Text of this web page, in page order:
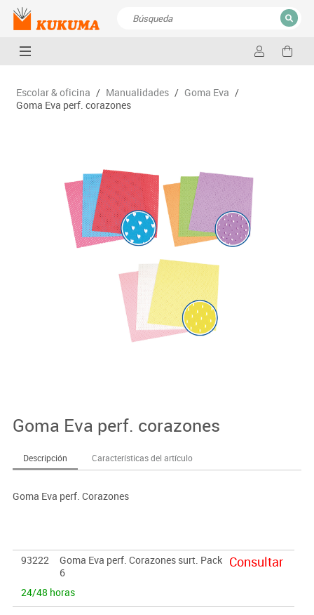
CERRAR
Escolar & oficina / Manualidades / Goma Eva /
Goma Eva perf. corazones
Goma Eva perf. corazones
Descripción Características del artículo
Goma Eva perf. Corazones
93222
Goma Eva perf. Corazones surt. Pack
6
24/48 horas
Consultar